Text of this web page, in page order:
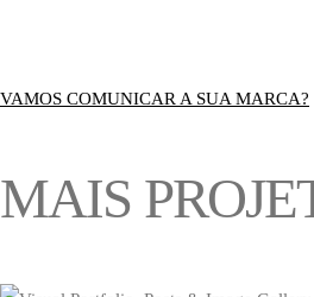
VAMOS COMUNICAR A SUA MARCA?
MAIS